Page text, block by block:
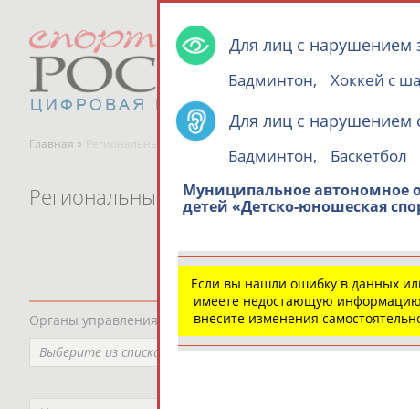
Главная » Региональные спортивные организации
Региональные спортивные организации
Органы управления, федерации, ВУЗы, Академии и т.п.
Выберите из списка
Для лиц с нарушением
Бадминтон, Хоккей с
Для лиц с нарушением
Бадминтон, Баскетбол
Муниципальное автономное
детей «Детско-юношеская
Если вы нашли ошибку в данных
имеете недостающую
внесите изменения